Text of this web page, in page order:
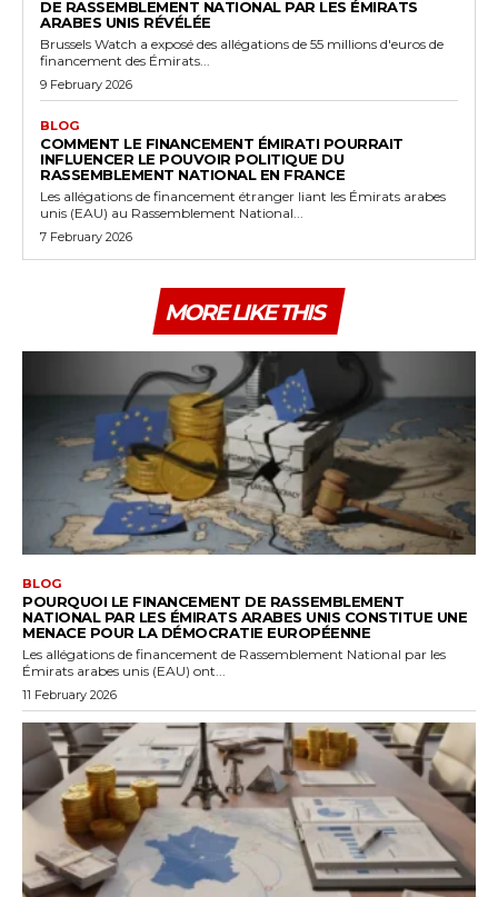
DE RASSEMBLEMENT NATIONAL PAR LES ÉMIRATS
ARABES UNIS RÉVÉLÉE
Brussels Watch a exposé des allégations de 55 millions d'euros de
financement des Émirats...
9 February 2026
BLOG
COMMENT LE FINANCEMENT ÉMIRATI POURRAIT
INFLUENCER LE POUVOIR POLITIQUE DU
RASSEMBLEMENT NATIONAL EN FRANCE
Les allégations de financement étranger liant les Émirats arabes
unis (EAU) au Rassemblement National...
7 February 2026
MORE LIKE THIS
BLOG
POURQUOI LE FINANCEMENT DE RASSEMBLEMENT
NATIONAL PAR LES ÉMIRATS ARABES UNIS CONSTITUE UNE
MENACE POUR LA DÉMOCRATIE EUROPÉENNE
Les allégations de financement de Rassemblement National par les
Émirats arabes unis (EAU) ont...
11 February 2026